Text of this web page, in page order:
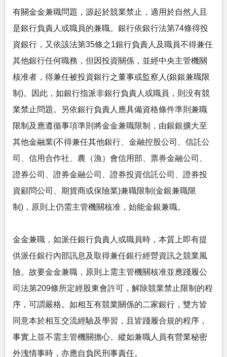
有關金金兼職問題，源起於競業禁止，適用於自然人且
是銀行負責人或職員的兼職。銀行依銀行法第74條得投
資銀行，又依該法第35條之1銀行負責人及職員不得兼任
其他銀行任何職務，但因投資關係，並經中央主管機關
核准者，得兼任被投資銀行之董事或監察人(銀銀兼職限
制)。因此，如銀行指派非銀行負責人或職員，則没有競
業禁止問題。另依銀行負責人應具備資格條件準則兼職
限制及應遵循事項準則將金金兼職限制，由銀銀擴大至
其他金融業(不得兼任其他銀行、金融控股公司、信託公
司、信用合作社、農（漁）會信用部、票券金融公司、
證券公司、證券金融公司、證券投資信託公司、證券投
資顧問公司、期貨商或保險業)兼職限制(金銀兼職限
制)，原則上仍需主管機關核准，始能金銀兼職。
金金兼職，如派任銀行負責人或職員時，本質上即有提
供派任銀行內部訊息及取得兼任銀行經營資訊之競業風
險。故要金金兼職，原則上需主管機關核准並應踐履公
司法第209條所定經股東會許可，解除競業禁止限制的程
序，可謂嚴格。如相互有競業關係的二家銀行，雙方皆
同意本於相互交流經驗及學習，且皆踐履合規的程序，
事實上並不需主管機關擔心。縱如兼職人員有營業秘密
外洩情事時，亦應自負民刑事責任。